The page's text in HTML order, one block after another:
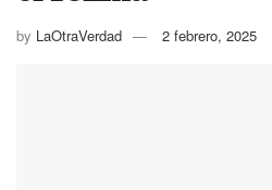
by LaOtraVerdad 2 febrero, 2025